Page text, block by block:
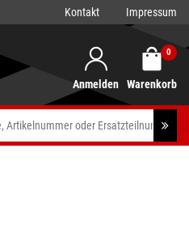
Kontakt Impressum
Anmelden
0
Warenkorb